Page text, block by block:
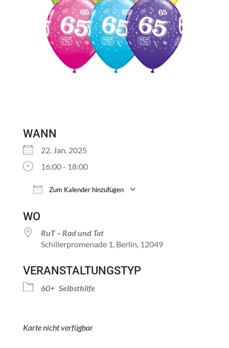
WANN
22. Jan. 2025
16:00 - 18:00
Zum Kalender hinzufügen
WO
RuT – Rad und Tat
Schillerpromenade 1, Berlin, 12049
VERANSTALTUNGSTYP
60+ Selbsthilfe
Karte nicht verfügbar